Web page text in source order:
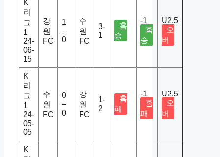
K
리
그
1
24-
06-
15
강
원
FC
1
–
0
수
원
FC
3-
1
홈
승
-1
홈
승
U2.5
오
버
K
리
그
1
24-
05-
05
수
원
FC
0
–
0
강
원
FC
1-
2
홈
패
-1
홈
패
U2.5
오
버
K